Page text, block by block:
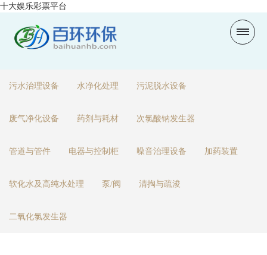
十大娱乐彩票平台
污水治理设备 水净化处理 污泥脱水设备
废气净化设备 药剂与耗材 次氯酸钠发生器
管道与管件 电器与控制柜 噪音治理设备 加药装置
软化水及高纯水处理 泵/阀 清掏与疏浚
二氧化氯发生器